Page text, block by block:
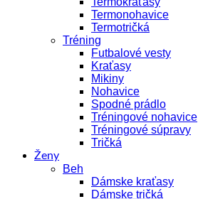
Termonohavice
Termotričká
Tréning
Futbalové vesty
Kraťasy
Mikiny
Nohavice
Spodné prádlo
Tréningové nohavice
Tréningové súpravy
Tričká
Ženy
Beh
Dámske kraťasy
Dámske tričká